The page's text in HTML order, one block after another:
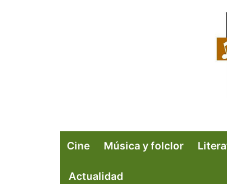
Cine Música y folclor
Actualidad